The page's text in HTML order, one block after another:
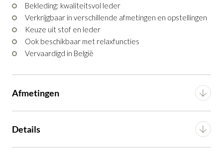
Bekleding: kwaliteitsvol leder
Verkrijgbaar in verschillende afmetingen en opstellingen
Keuze uit stof en leder
Ook beschikbaar met relaxfuncties
Vervaardigd in België
Afmetingen
Diepte 94 cm
Details